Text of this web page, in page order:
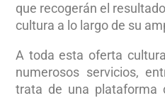
que recogerán el
cultura a lo largo de su
A toda esta oferta
numerosos servicios,
trata de una plataforma